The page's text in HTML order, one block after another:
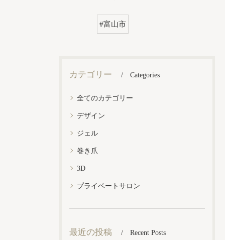
#富山市
カテゴリー Categories
全てのカテゴリー
デザイン
ジェル
巻き爪
3D
プライベートサロン
最近の投稿 Recent Posts